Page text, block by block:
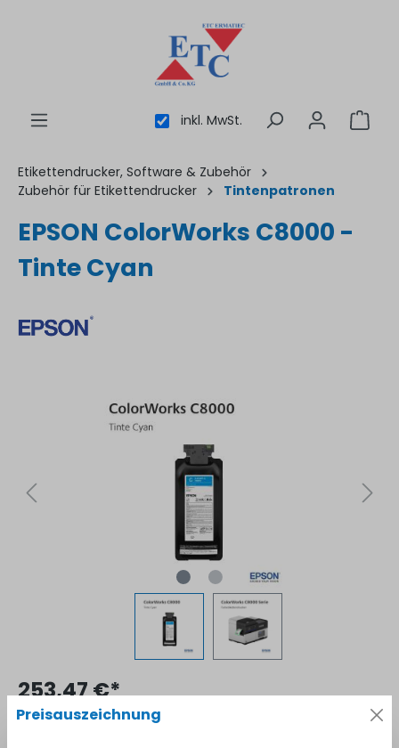
inkl. MwSt.
Etikettendrucker, Software & Zubehör
Zubehör für Etikettendrucker
Tintenpatronen
EPSON ColorWorks C8000 -
Tinte Cyan
253,47 €*
Preisauszeichnung